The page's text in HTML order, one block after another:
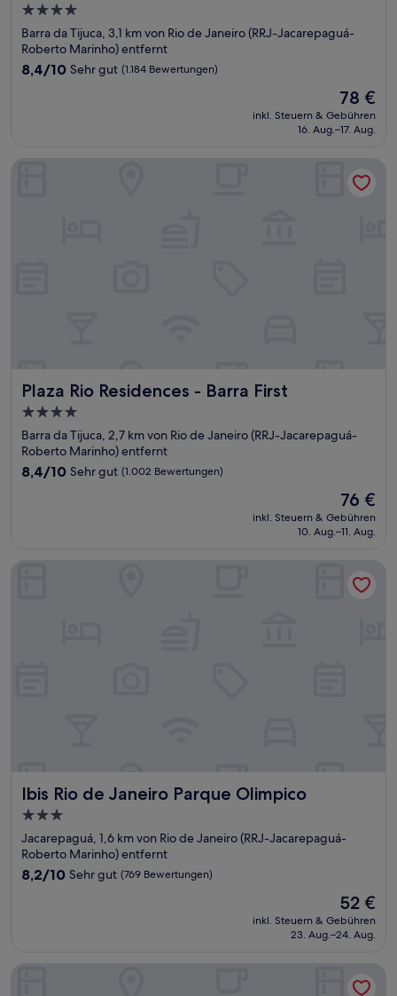
4.0-
Sterne-
Unterkunft
Barra da Tijuca, 3,1 km von Rio de Janeiro (RRJ-Jacarepaguá-
Roberto Marinho) entfernt
8.4
Bewertungen)
8,4/10 Sehr gut (1.184 Bewertungen)
Der
Preis
beträgt
78 €
inkl. Steuern & Gebühren
16. Aug.–17. Aug.
Plaza Rio Residences - Barra First
Plaza Rio Residences - Barra First
4.0-
Sterne-
Unterkunft
Barra da Tijuca, 2,7 km von Rio de Janeiro (RRJ-Jacarepaguá-
Roberto Marinho) entfernt
8.4
Bewertungen)
8,4/10 Sehr gut (1.002 Bewertungen)
Der
Preis
beträgt
76 €
inkl. Steuern & Gebühren
10. Aug.–11. Aug.
Plaza Rio Residences - Barra First
Ibis Rio de Janeiro Parque Olimpico
Ibis Rio de Janeiro Parque Olimpico
3.0-
Sterne-
Unterkunft
Jacarepaguá, 1,6 km von Rio de Janeiro (RRJ-Jacarepaguá-
Roberto Marinho) entfernt
8.2
Bewertungen)
8,2/10 Sehr gut (769 Bewertungen)
Der
Preis
beträgt
52 €
inkl. Steuern & Gebühren
23. Aug.–24. Aug.
Venit Barra Hotel